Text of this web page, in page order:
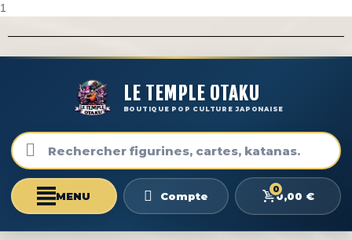
1
LE TEMPLE OTAKU
BOUTIQUE POP CULTURE JAPONAISE
Compte
0
0,00 €